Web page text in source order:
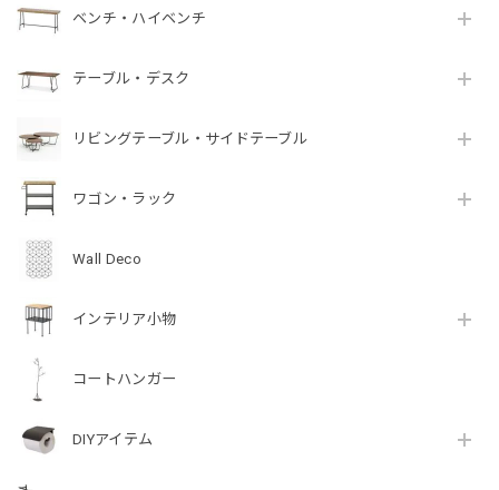
ベンチ・ハイベンチ
テーブル・デスク
リビングテーブル・サイドテーブル
ワゴン・ラック
Wall Deco
インテリア小物
コートハンガー
DIYアイテム